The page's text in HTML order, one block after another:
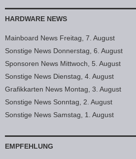
HARDWARE NEWS
Mainboard News Freitag, 7. August
Sonstige News Donnerstag, 6. August
Sponsoren News Mittwoch, 5. August
Sonstige News Dienstag, 4. August
Grafikkarten News Montag, 3. August
Sonstige News Sonntag, 2. August
Sonstige News Samstag, 1. August
EMPFEHLUNG